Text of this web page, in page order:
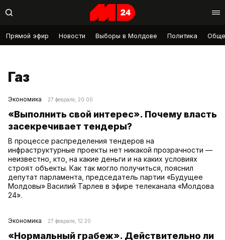
Прямой эфир Новости Выборы в Молдове Политика
Газ
Экономика 27 февраля, 20:00
«Выполнить свой интерес». Почему власть
засекречивает тендеры?
В процессе распределения тендеров на
инфраструктурные проекты нет никакой прозрачности —
неизвестно, кто, на какие деньги и на каких условиях
строят объекты. Как так могло получиться, пояснил
депутат парламента, председатель партии «Будущее
Молдовы» Василий Тарлев в эфире телеканала «Молдова
24».
Экономика 27 февраля, 12:20
«Нормальный грабеж». Действительно ли